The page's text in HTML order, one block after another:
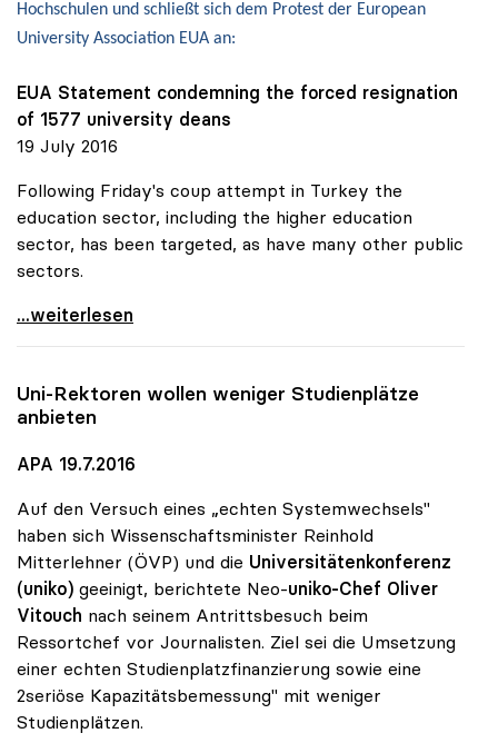
Hochschulen und schließt sich dem Protest der European
University Association EUA an:
EUA Statement condemning the forced resignation
of 1577 university deans
19 July 2016
Following Friday's coup attempt in Turkey the
education sector, including the higher education
sector, has been targeted, as have many other public
sectors.
uniko verurteilt Entlassungen an türkischen
...weiterlesen
Uni-Rektoren wollen weniger Studienplätze
anbieten
APA 19.7.2016
Auf den Versuch eines „echten Systemwechsels"
haben sich Wissenschaftsminister Reinhold
Mitterlehner (ÖVP) und die Universitätenkonferenz
(uniko) geeinigt, berichtete Neo-uniko-Chef Oliver
Vitouch nach seinem Antrittsbesuch beim
Ressortchef vor Journalisten. Ziel sei die Umsetzung
einer echten Studienplatzfinanzierung sowie eine
2seriöse Kapazitätsbemessung" mit weniger
Studienplätzen.